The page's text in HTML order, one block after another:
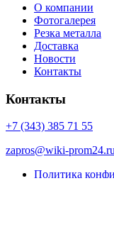
О компании
Фотогалерея
Резка металла
Доставка
Новости
Контакты
Контакты
+7 (343) 385 71 55
zapros@wiki-prom24.ru
Политика